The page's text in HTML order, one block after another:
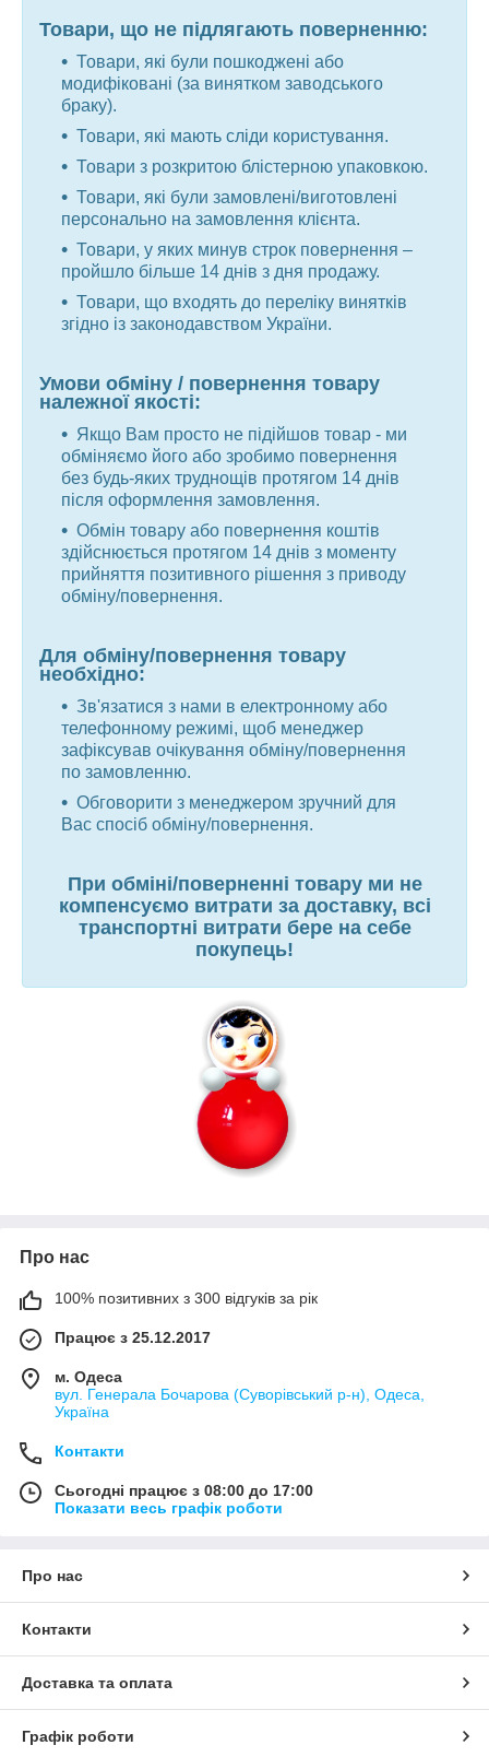
Товари, що не підлягають поверненню:
Товари, які були пошкоджені або
модифіковані (за винятком заводського
браку).
Товари, які мають сліди користування.
Товари з розкритою блістерною упаковкою.
Товари, які були замовлені/виготовлені
персонально на замовлення клієнта.
Товари, у яких минув строк повернення –
пройшло більше 14 днів з дня продажу.
Товари, що входять до переліку винятків
згідно із законодавством України.
Умови обміну / повернення товару
належної якості:
Якщо Вам просто не підійшов товар - ми
обміняємо його або зробимо повернення
без будь-яких труднощів протягом 14 днів
після оформлення замовлення.
Обмін товару або повернення коштів
здійснюється протягом 14 днів з моменту
прийняття позитивного рішення з приводу
обміну/повернення.
Для обміну/повернення товару
необхідно:
Зв'язатися з нами в електронному або
телефонному режимі, щоб менеджер
зафіксував очікування обміну/повернення
по замовленню.
Обговорити з менеджером зручний для
Вас спосіб обміну/повернення.
При обміні/поверненні товару ми не
компенсуємо витрати за доставку, всі
транспортні витрати бере на себе
покупець!
Про нас
100% позитивних з 300 відгуків за рік
Працює з 25.12.2017
м. Одеса
вул. Генерала Бочарова (Суворівський р-н), Одеса,
Україна
Контакти
Сьогодні працює з 08:00 до 17:00
Показати весь графік роботи
Про нас
Контакти
Доставка та оплата
Графік роботи